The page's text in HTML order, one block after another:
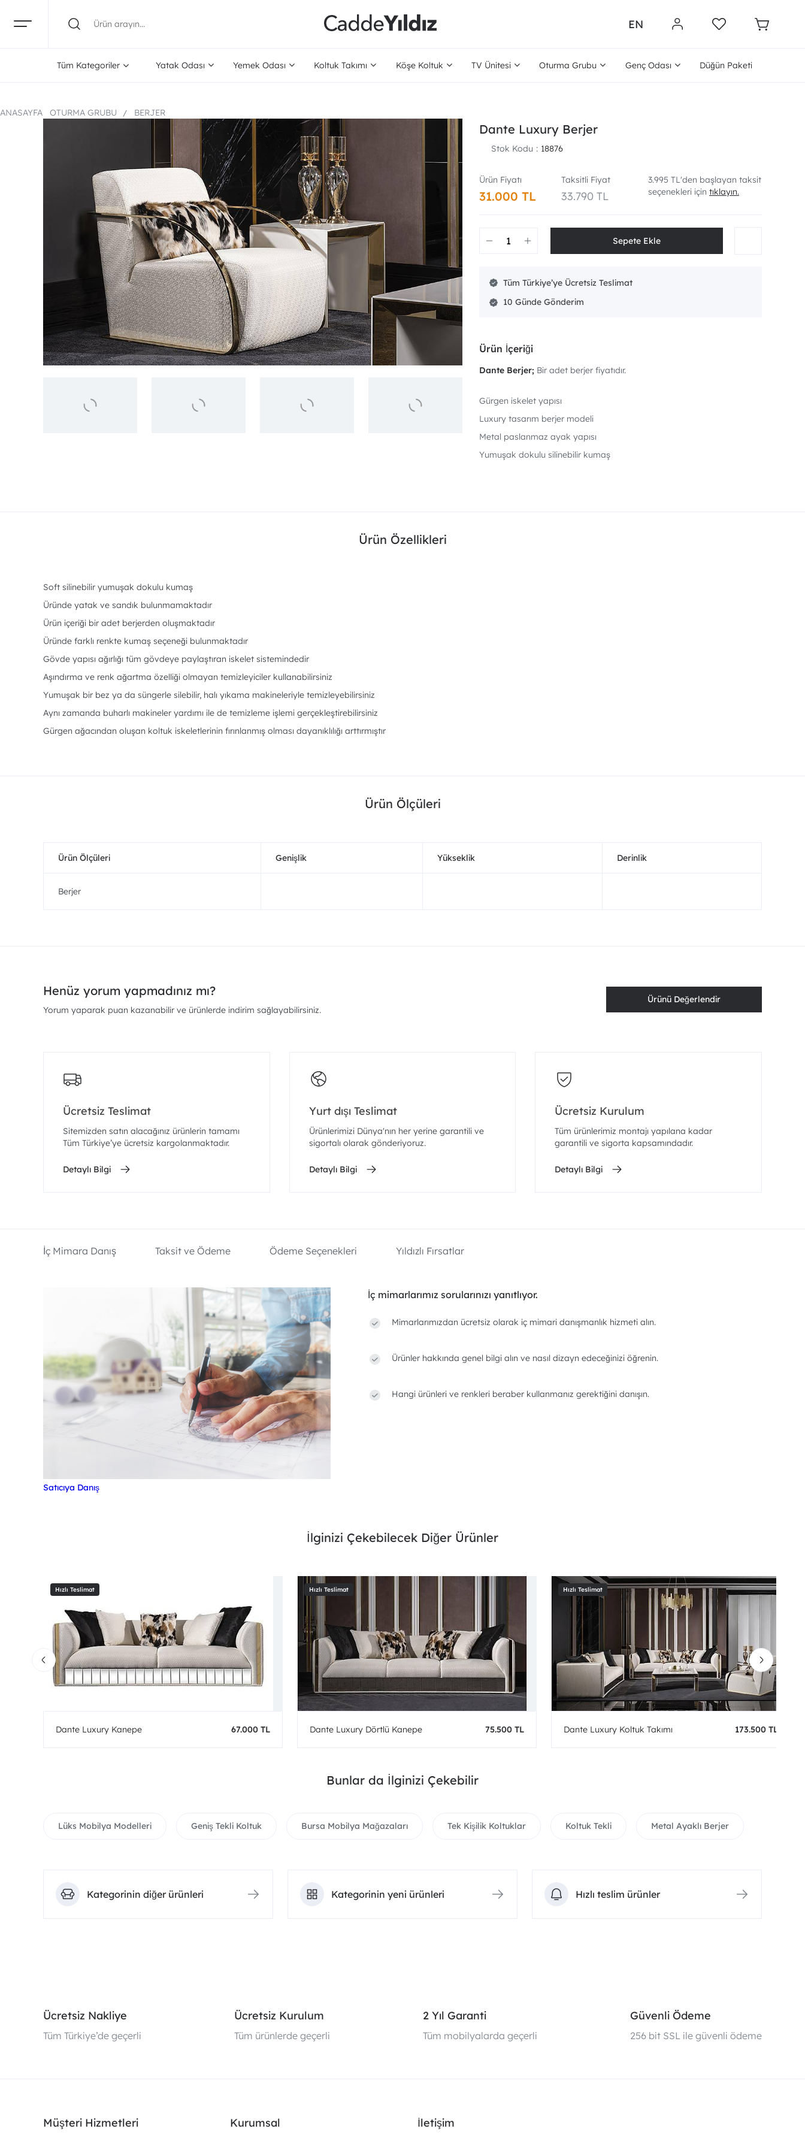
EN
Tüm Kategoriler Yatak Odası Yemek Odası Koltuk Takımı Köşe Koltuk TV Ünitesi Oturma Grubu Genç Odası Düğün Paketi
ANASAYFA OTURMA GRUBU BERJER
Dante Luxury Berjer
Stok Kodu 18876
31.000 TL
Taksitli Fiyat
33.790 TL
3.995 TL'den başlayan taksit
seçenekleri için tıklayın.
10 Günde Gönderim
Tüm Türkiye’ye Ücretsiz Teslimat
Ürün İçeriği
Dante Berjer; Bir adet berjer fiyatıdır.
Gürgen iskelet yapısı
Luxury tasarım berjer modeli
Metal paslanmaz ayak yapısı
Yumuşak dokulu silinebilir kumaş
Ürün Özellikleri
Soft silinebilir yumuşak dokulu kumaş
Üründe yatak ve sandık bulunmamaktadır
Ürün içeriği bir adet berjerden oluşmaktadır
Üründe farklı renkte kumaş seçeneği bulunmaktadır
Gövde yapısı ağırlığı tüm gövdeye paylaştıran iskelet sistemindedir
Aşındırma ve renk ağartma özelliği olmayan temizleyiciler kullanabilirsiniz
Yumuşak bir bez ya da süngerle silebilir, halı yıkama makineleriyle temizleyebilirsiniz
Aynı zamanda buharlı makineler yardımı ile de temizleme işlemi gerçekleştirebilirsiniz
Gürgen ağacından oluşan koltuk iskeletlerinin fırınlanmış olması dayanıklılığı arttırmıştır
Ürün Ölçüleri
Ürün Ölçüleri Genişlik Yükseklik Derinlik
Berjer
Henüz yorum yapmadınız mı?
Yorum yaparak puan kazanabilir ve ürünlerde indirim sağlayabilirsiniz.
Ürünü Değerlendir
Ücretsiz Teslimat
Sitemizden satın alacağınız ürünlerin tamamı
Tüm Türkiye’ye ücretsiz kargolanmaktadır.
Detaylı Bilgi
Yurt dışı Teslimat
Ürünlerimizi Dünya'nın her yerine garantili ve
sigortalı olarak gönderiyoruz.
Detaylı Bilgi
Ücretsiz Kurulum
Tüm ürünlerimiz montajı yapılana kadar
garantili ve sigorta kapsamındadır.
Detaylı Bilgi
İç Mimara Danış Taksit ve Ödeme Ödeme Seçenekleri Yıldızlı Fırsatlar
İç mimarlarımız sorularınızı yanıtlıyor.
Mimarlarımızdan ücretsiz olarak iç mimari danışmanlık hizmeti alın.
Ürünler hakkında genel bilgi alın ve nasıl dizayn edeceğinizi öğrenin.
Hangi ürünleri ve renkleri beraber kullanmanız gerektiğini danışın.
Satıcıya Danış
İlginizi Çekebilecek Diğer Ürünler
Dante Luxury Kanepe 67.000 TL Dante Luxury Dörtlü Kanepe 75.500 TL Dante Luxury Koltuk Takımı 173.500 TL
Bunlar da İlginizi Çekebilir
Lüks Mobilya Modelleri Geniş Tekli Koltuk Bursa Mobilya Mağazaları Tek Kişilik Koltuklar Koltuk Tekli Metal Ayaklı Berjer
Kategorinin diğer ürünleri Kategorinin yeni ürünleri Hızlı teslim ürünler
Ücretsiz Nakliye
Tüm Türkiye’de geçerli
Ücretsiz Kurulum
Tüm ürünlerde geçerli
2 Yıl Garanti
Tüm mobilyalarda geçerli
Güvenli Ödeme
256 bit SSL ile güvenli ödeme
Müşteri Hizmetleri Kurumsal İletişim